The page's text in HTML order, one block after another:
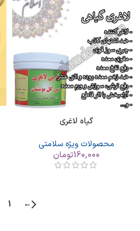
گیاه لاغری
محصولات ویژه سلامتی
160,000تومان
←
1